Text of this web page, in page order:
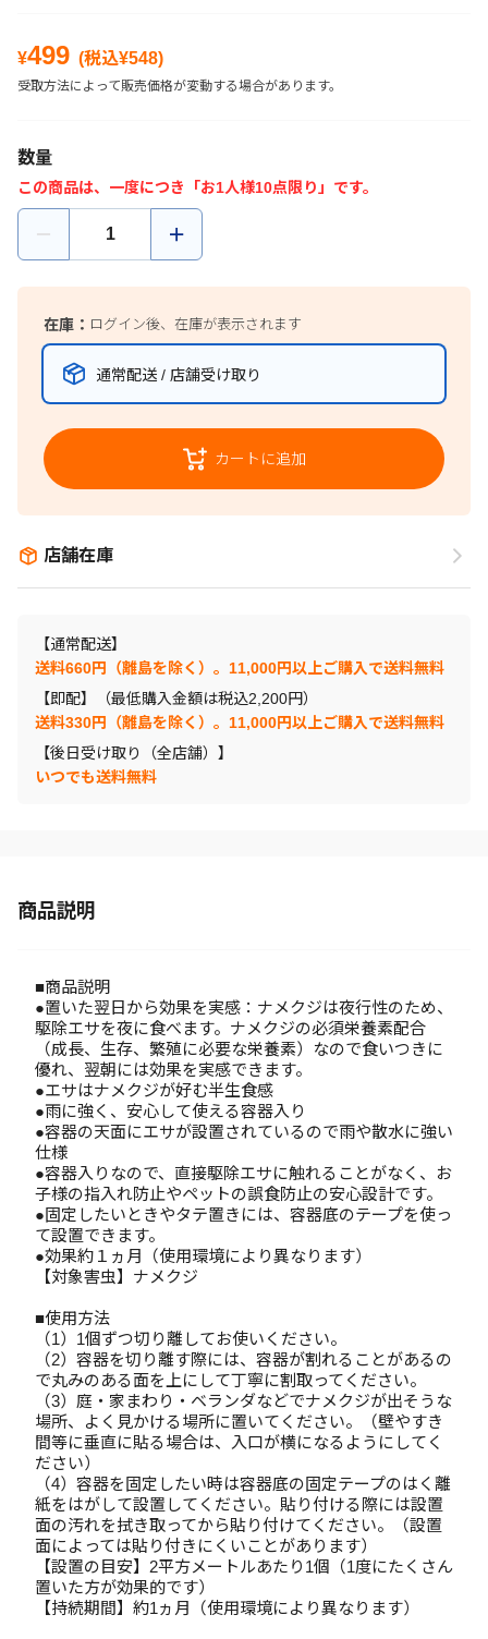
¥499 (税込¥548)
受取方法によって販売価格が変動する場合があります。
数量
この商品は、一度につき「お1人様10点限り」です。
在庫： ログイン後、在庫が表示されます
通常配送 / 店舗受け取り
カートに追加
店舗在庫
【通常配送】
送料660円（離島を除く）。11,000円以上ご購入で送料無料
【即配】（最低購入金額は税込2,200円）
送料330円（離島を除く）。11,000円以上ご購入で送料無料
【後日受け取り（全店舗）】
いつでも送料無料
商品説明
■商品説明
●置いた翌日から効果を実感：ナメクジは夜行性のため、
駆除エサを夜に食べます。ナメクジの必須栄養素配合
（成長、生存、繁殖に必要な栄養素）なので食いつきに
優れ、翌朝には効果を実感できます。
●エサはナメクジが好む半生食感
●雨に強く、安心して使える容器入り
●容器の天面にエサが設置されているので雨や散水に強い
仕様
●容器入りなので、直接駆除エサに触れることがなく、お
子様の指入れ防止やペットの誤食防止の安心設計です。
●固定したいときやタテ置きには、容器底のテープを使っ
て設置できます。
●効果約１ヵ月（使用環境により異なります）
【対象害虫】ナメクジ
■使用方法
（1）1個ずつ切り離してお使いください。
（2）容器を切り離す際には、容器が割れることがあるの
で丸みのある面を上にして丁寧に割取ってください。
（3）庭・家まわり・ベランダなどでナメクジが出そうな
場所、よく見かける場所に置いてください。（壁やすき
間等に垂直に貼る場合は、入口が横になるようにしてく
ださい）
（4）容器を固定したい時は容器底の固定テープのはく離
紙をはがして設置してください。貼り付ける際には設置
面の汚れを拭き取ってから貼り付けてください。（設置
面によっては貼り付きにくいことがあります）
【設置の目安】2平方メートルあたり1個（1度にたくさん
置いた方が効果的です）
【持続期間】約1ヵ月（使用環境により異なります）